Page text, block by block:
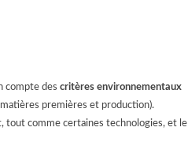
compte des critères environnementaux
premières et production).
tout comme certaines technologies, et le